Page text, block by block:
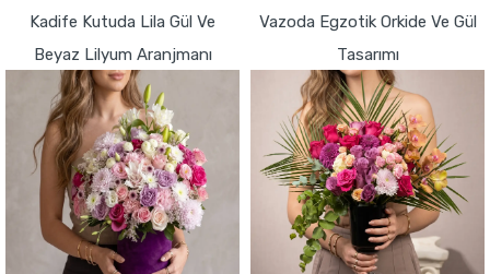
Kadife Kutuda Lila Gül Ve
Beyaz Lilyum Aranjmanı
Vazoda Egzotik Orkide Ve Gül
Tasarımı